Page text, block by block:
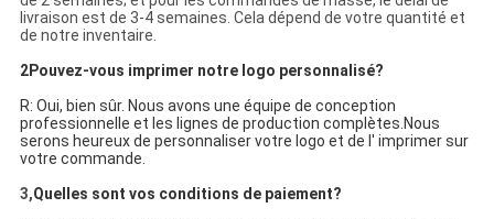
livraison est de 3-4 semaines. Cela dépend de votre quantité et
de notre inventaire.
2Pouvez-vous imprimer notre logo personnalisé?
R: Oui, bien sûr. Nous avons une équipe de conception
professionnelle et les lignes de production complètes.Nous
serons heureux de personnaliser votre logo et de l' imprimer sur
votre commande.
3,Quelles sont vos conditions de paiement?